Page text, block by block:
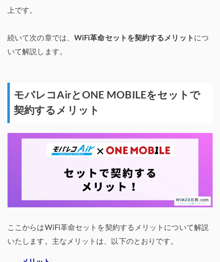
上です。
続いて次の章では、 WiFi革命セットを契約するメリット につ
いて解説します。
モバレコAirとONE MOBILEをセットで
契約するメリット
ここからはWiFi革命セットを契約するメリットについて解説
いたします。主なメリットは、以下のとおりです。